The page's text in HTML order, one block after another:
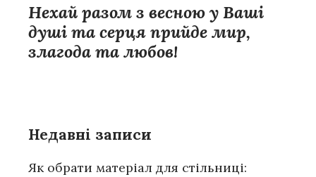
Нехай разом з весною у Ваші
душі та серця прийде мир,
злагода та любов!
Недавні записи
Як обрати матеріал для стільниці: